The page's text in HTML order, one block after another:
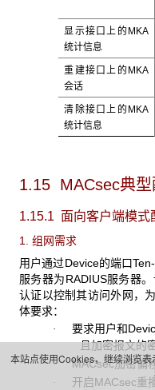
显示接口上的MKA
统计信息
重建接口上的MKA
会话
清除接口上的MKA
统计信息
1.15 MACsec典型
1.15.1 面向客户端模式
1. 组网需求
用户通过Device的端口
服务器为RADIUS服务器
认证以控制其访问外网，
体要求：
· 要求用户和
且加密报文的
·MACsec加密偏
· 开启MACsec重
本站点使用Cookies，继续浏览表